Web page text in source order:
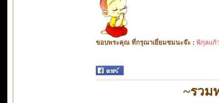
ขอบพระคุณ ที่กรุณาเยี่ยมชมนะจ๊ะ : พิกุลแก้
~รวม